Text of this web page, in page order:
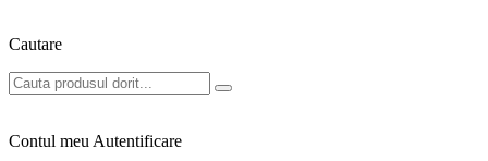
Cautare
Contul meu Autentificare